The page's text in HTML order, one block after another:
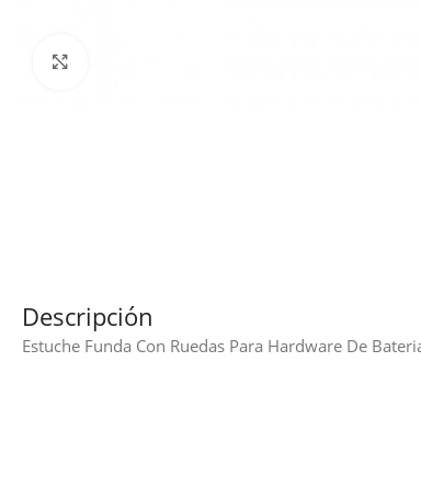
Descripción
Estuche Funda Con Ruedas Para Hardware De